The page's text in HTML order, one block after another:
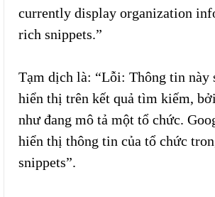
currently display organization
rich snippets.”
Tạm dịch là: “Lỗi: Thông tin này
hiển thị trên kết quả tìm kiếm,
như đang mô tả một tổ chức.
hiển thị thông tin của tổ chức
snippets”.